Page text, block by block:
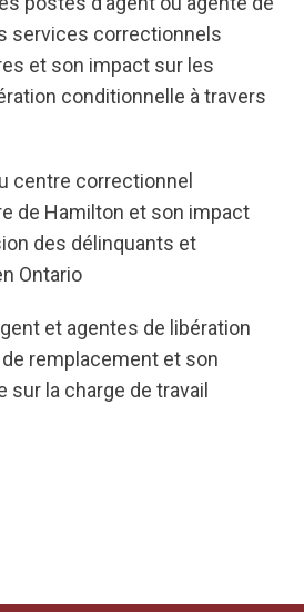
services correctionnels
et son impact sur les
conditionnelle à travers
centre correctionnel
de Hamilton et son impact
des délinquants et
Ontario
et agentes de libération
remplacement et son
la charge de travail